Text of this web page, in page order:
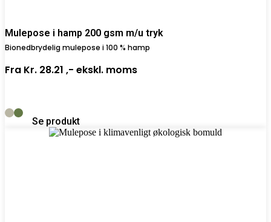
Mulepose i hamp 200 gsm m/u tryk
Bionedbrydelig mulepose i 100 % hamp
Fra Kr. 28.21 ,- ekskl. moms
Se produkt